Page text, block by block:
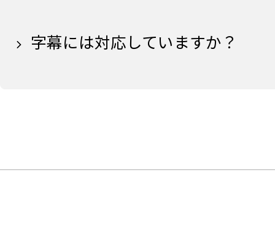
字幕には対応していますか？